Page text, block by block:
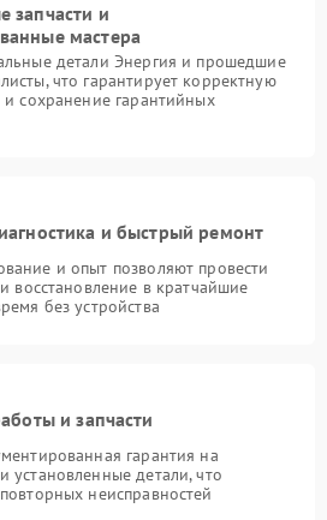
запчасти и
мастера
детали Энергия и прошедшие
что гарантирует корректную
сохранение гарантийных
и быстрый ремонт
и опыт позволяют провести
восстановление в кратчайшие
без устройства
и запчасти
гарантия на
установленные детали, что
неисправностей